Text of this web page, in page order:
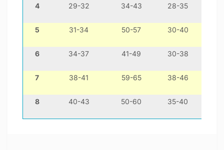
4 29-32 34-43 28-35
5 31-34 50-57 30-40
6 34-37 41-49 30-38
7 38-41 59-65 38-46
8 40-43 50-60 35-40